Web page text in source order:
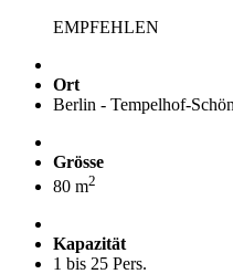
EMPFEHLEN
Ort
Berlin - Tempelhof-
Grösse
80 m2
Kapazität
1 bis 25 Pers.